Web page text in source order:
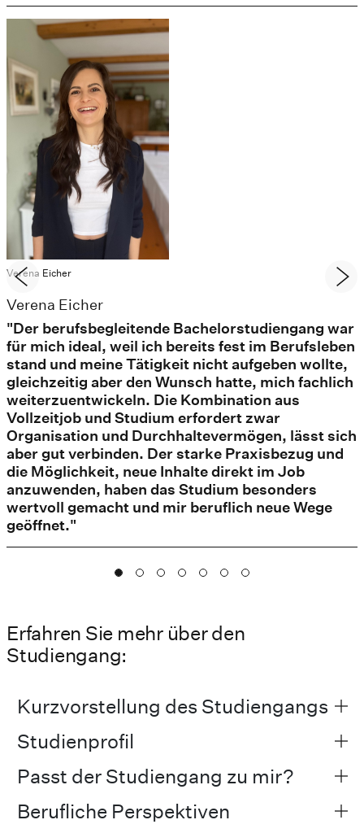
Verena Eicher
Verena Eicher
"Der berufsbegleitende Bachelorstudiengang war
für mich ideal, weil ich bereits fest im Berufsleben
stand und meine Tätigkeit nicht aufgeben wollte,
gleichzeitig aber den Wunsch hatte, mich fachlich
weiterzuentwickeln. Die Kombination aus
Vollzeitjob und Studium erfordert zwar
Organisation und Durchhaltevermögen, lässt sich
aber gut verbinden. Der starke Praxisbezug und
die Möglichkeit, neue Inhalte direkt im Job
anzuwenden, haben das Studium besonders
wertvoll gemacht und mir beruflich neue Wege
geöffnet."
Erfahren Sie mehr über den
Studiengang:
Kurzvorstellung des Studiengangs
Studienprofil
Passt der Studiengang zu mir?
Berufliche Perspektiven